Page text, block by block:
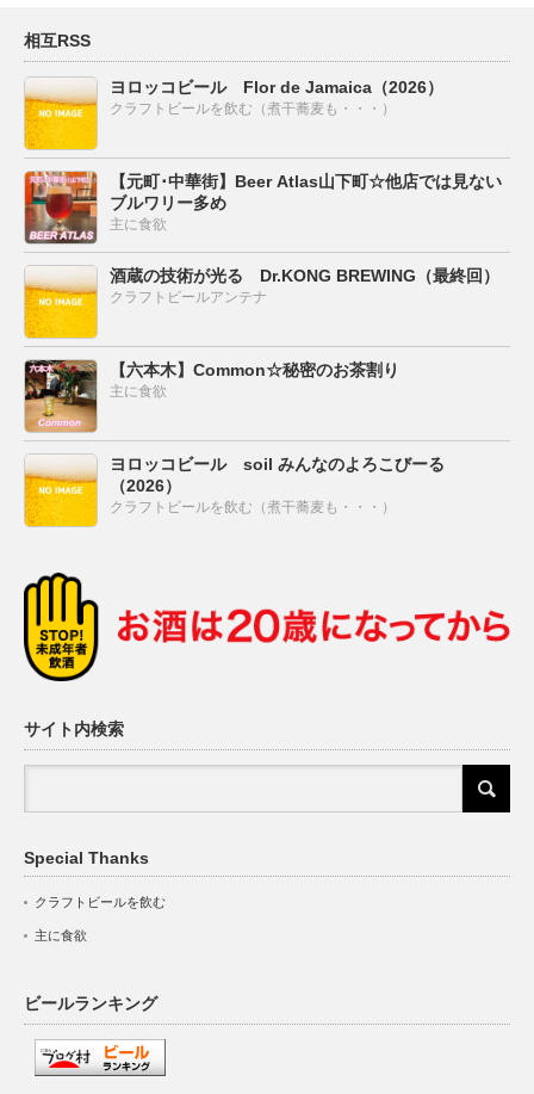
相互RSS
ヨロッコビール Flor de Jamaica（2026）
クラフトビールを飲む（煮干蕎麦も・・・）
【元町･中華街】Beer Atlas山下町☆他店では見ない
ブルワリー多め
主に食欲
酒蔵の技術が光る Dr.KONG BREWING（最終回）
クラフトビールアンテナ
【六本木】Common☆秘密のお茶割り
主に食欲
ヨロッコビール soil みんなのよろこびーる
（2026）
クラフトビールを飲む（煮干蕎麦も・・・）
サイト内検索
Special Thanks
クラフトビールを飲む
主に食欲
ビールランキング